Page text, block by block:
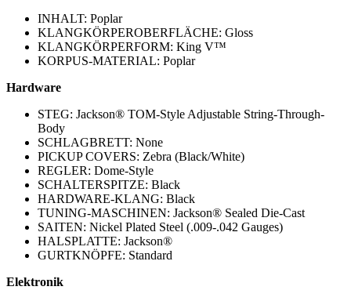
INHALT: Poplar
KLANGKÖRPEROBERFLÄCHE: Gloss
KLANGKÖRPERFORM: King V™
KORPUS-MATERIAL: Poplar
Hardware
STEG: Jackson® TOM-Style Adjustable String-Through-
Body
SCHLAGBRETT: None
PICKUP COVERS: Zebra (Black/White)
REGLER: Dome-Style
SCHALTERSPITZE: Black
HARDWARE-KLANG: Black
TUNING-MASCHINEN: Jackson® Sealed Die-Cast
SAITEN: Nickel Plated Steel (.009-.042 Gauges)
HALSPLATTE: Jackson®
GURTKNÖPFE: Standard
Elektronik